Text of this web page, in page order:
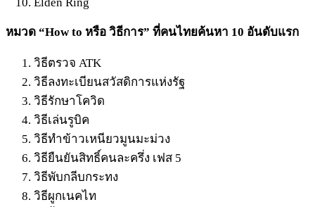
หมวด “How to หรือ วิธีการ” ที่คนไทยค้นหา 10 อันดับแรก
วิธีตรวจ ATK
วิธีลงทะเบียนสวัสดิการแห่งรัฐ
วิธีรักษาโควิด
วิธีเล่นรูบิค
วิธีทำข้าวเหนียวมูนมะม่วง
วิธียืนยันสิทธิ์คนละครึ่ง เฟส 5
วิธีพับกลีบกระทง
วิธีผูกเนคไท